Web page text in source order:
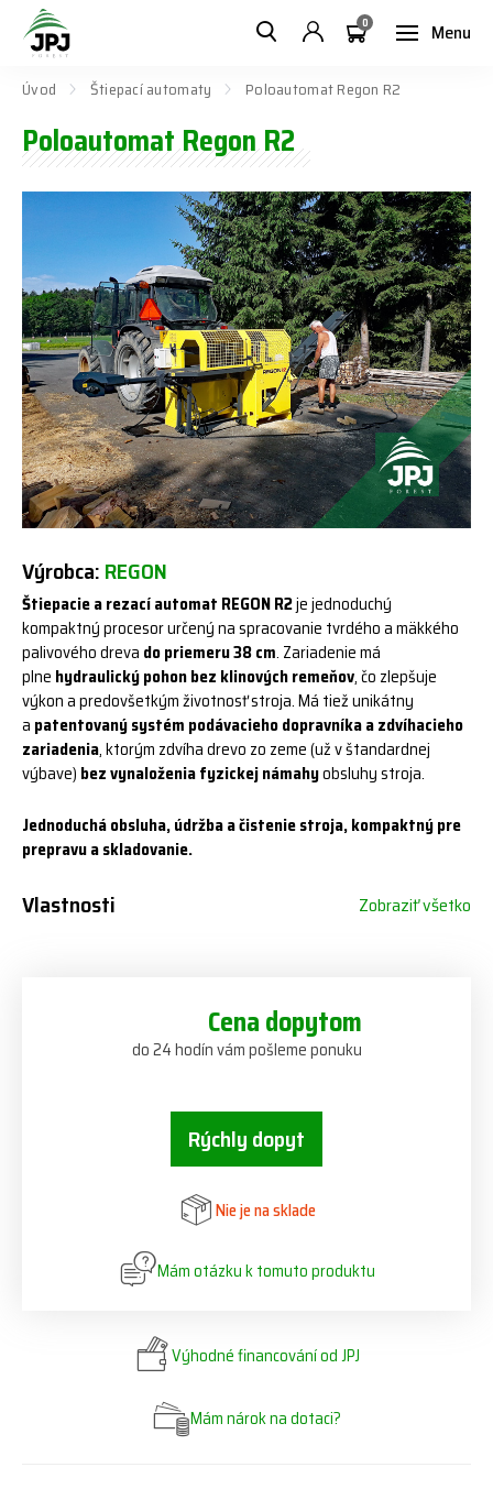
Menu
0
Úvod Štiepací automaty Poloautomat Regon R2
Poloautomat Regon R2
Výrobca:REGON
Štiepacie a rezací automat REGON R2je jednoduchý
kompaktný procesor určený na spracovanie tvrdého a mäkkého
palivového dreva do priemeru 38 cm. Zariadenie má
plne hydraulický pohon bez klinových remeňov, čo zlepšuje
výkon a predovšetkým životnosť stroja. Má tiež unikátny
a patentovaný systém podávacieho dopravníka a zdvíhacieho
zariadenia, ktorým zdvíha drevo zo zeme (už v štandardnej
výbave) bez vynaloženia fyzickej námahyobsluhy stroja.
Jednoduchá obsluha, údržba a čistenie stroja, kompaktný pre
prepravu a skladovanie.
Vlastnosti Zobraziť všetko
Cena dopytom
do 24 hodín vám pošleme ponuku
Rýchly dopyt
Nie je na sklade
Mám otázku k tomuto produktu
Výhodné financování od JPJ
Mám nárok na dotaci?